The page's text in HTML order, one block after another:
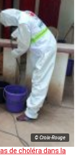
© Croix-Rouge
de choléra dans la